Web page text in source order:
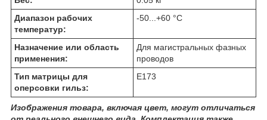
Диапазон рабочих
температур:
-50...+60 °C
Назначение или область
применения:
Для магистральных фазных
проводов
Тип матрицы для
оперсовки гильз:
Е173
Изображения товара, включая цвет, могут отличаться